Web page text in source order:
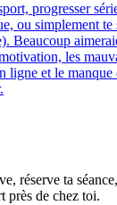
progresser
ou simplement
Beaucoup
les
ligne et le
réserve ta
près de chez toi.